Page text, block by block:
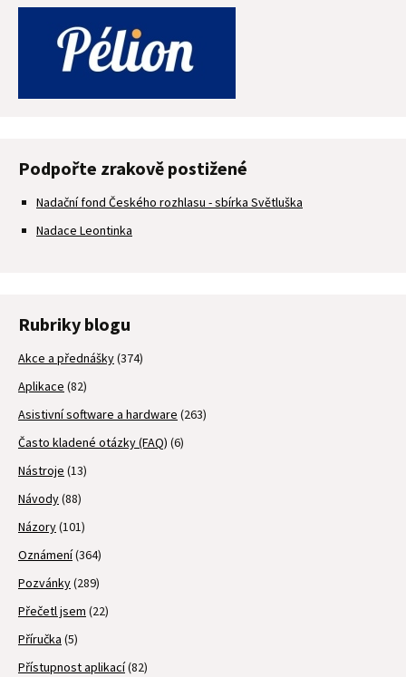
Podpořte zrakově postižené
Nadační fond Českého rozhlasu - sbírka Světluška
Nadace Leontinka
Rubriky blogu
Akce a přednášky(374)
Aplikace (82)
Asistivní software a hardware (263)
Často kladené otázky (FAQ) (6)
Nástroje (13)
Návody(88)
Názory(101)
Oznámení(364)
Pozvánky(289)
Přečetl jsem (22)
Příručka (5)
Přístupnost aplikací(82)